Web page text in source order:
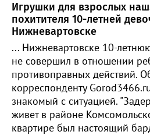
Игрушки для взрослых
похитителя 10-летней
Нижневартовске
... Нижневартовске 10-
не совершил в отношении
противоправных действий.
корреспонденту
знакомый с ситуацией.
живет в районе
квартире был настоящий